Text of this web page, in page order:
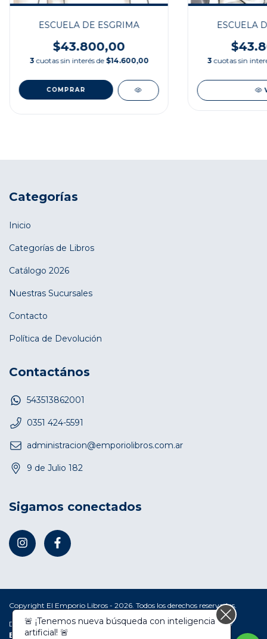
ESCUELA DE ESGRIMA
$43.800,00
3 cuotas sin interés de $14.600,00
ESCUELA
3 cuotas sin
Categorías
Inicio
Categorías de Libros
Catálogo 2026
Nuestras Sucursales
Contacto
Política de Devolución
Contactános
543513862001
0351 424-5591
administracion@emporiolibros.com.ar
9 de Julio 182
Sigamos conectados
Copyright El Emporio Libros - 2026. Todos los derechos reservados.
Defensa de las y los consumidores. Para reclamos ingresá acá. /
Botón de arrepentimiento
🚨 ¡Tenemos nueva búsqueda con inteligencia
artificial! 🚨